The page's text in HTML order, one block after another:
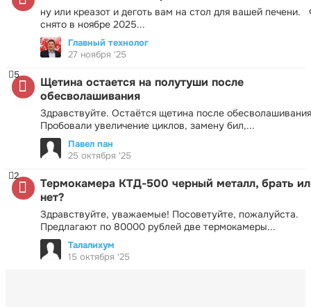
ну или креазот и деготь вам на стол для вашей печени.
снято в ноябре 2025...
Главный технолог
27 ноября '25
Щетина остается на полутуши после
обесволашивания
Здравствуйте. Остаётся щетина после
Пробовали увеличение циклов, замену бил,...
5
Павел пан
25 октября '25
Термокамера КТД-500 черный металл, брать
нет?
Здравствуйте, уважаемые! Посоветуйте, пожалуйста.
Предлагают по 80000 рублей две термокамеры...
2
Талалихум
15 октября '25